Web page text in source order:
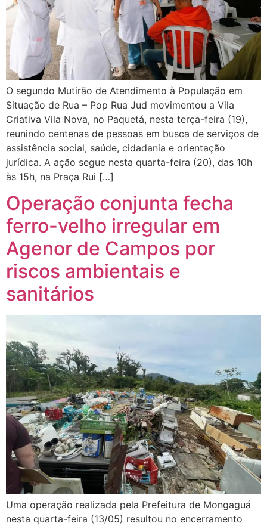
O segundo Mutirão de Atendimento à População em
Situação de Rua – Pop Rua Jud movimentou a Vila
Criativa Vila Nova, no Paquetá, nesta terça-feira (19),
reunindo centenas de pessoas em busca de serviços de
assistência social, saúde, cidadania e orientação
jurídica. A ação segue nesta quarta-feira (20), das 10h
às 15h, na Praça Rui […]
Operação conjunta fecha
ferro-velho irregular em
Agenor de Campos por
riscos ambientais e
sanitários
Uma operação realizada pela Prefeitura de Mongaguá
nesta quarta-feira (13/05) resultou no encerramento